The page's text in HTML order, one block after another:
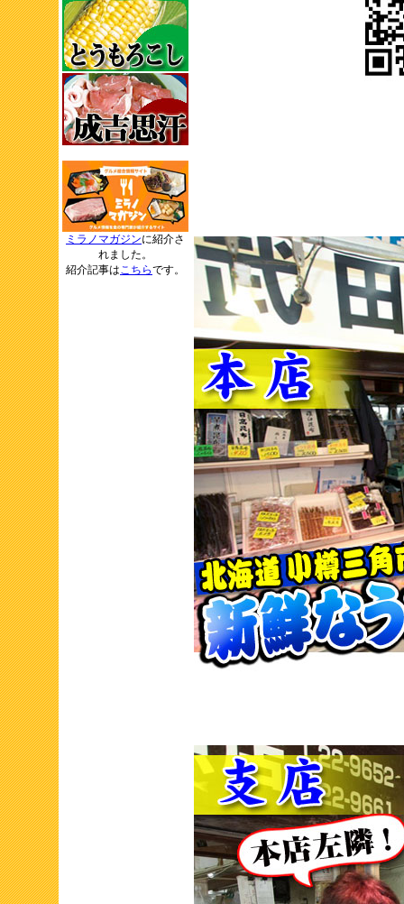
ミラノマガジンに紹介さ
れました。
紹介記事はこちらです。